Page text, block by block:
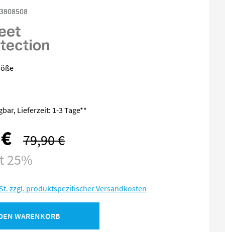
Lieferzeit: 1-3 Tage**
Regulärer Preis:
79,90 €
25%
zzgl. produktspezifischer Versandkosten
WARENKORB